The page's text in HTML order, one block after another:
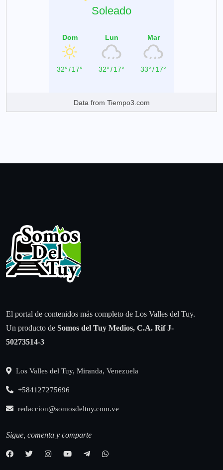
Soleado
Dom
32°/17°
Lun
32°/17°
Mar
33°/17°
Data from Tiempo3.com
El portal de contenidos más completo de Los Valles del Tuy.
Un producto de Somos del Tuy Medios, C.A. Rif J-
50273514-3
Los Valles del Tuy, Miranda, Venezuela
+584127275696
redaccion@somosdeltuy.com.ve
Sigue, comenta y comparte